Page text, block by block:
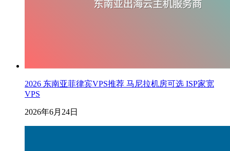
2026 东南亚菲律宾VPS推荐 马尼拉机房可选 ISP家宽
VPS
2026年6月24日